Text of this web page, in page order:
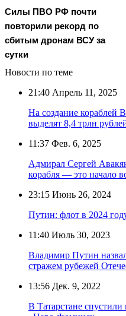
Cилы ПВО РФ почти
повторили рекорд по
сбитым дронам ВСУ за
сутки
Новости по теме
21:40 Апрель 11, 2025
На создание
выделят 8,4 трлн
11:37 Фев. 6, 2025
Адмирал Сергей
корабля — это начало
23:15 Июнь 26, 2024
Путин: флот в 2024
11:40 Июль 30, 2023
Владимир Путин
стражем рубежей
13:56 Дек. 9, 2022
В Татарстане